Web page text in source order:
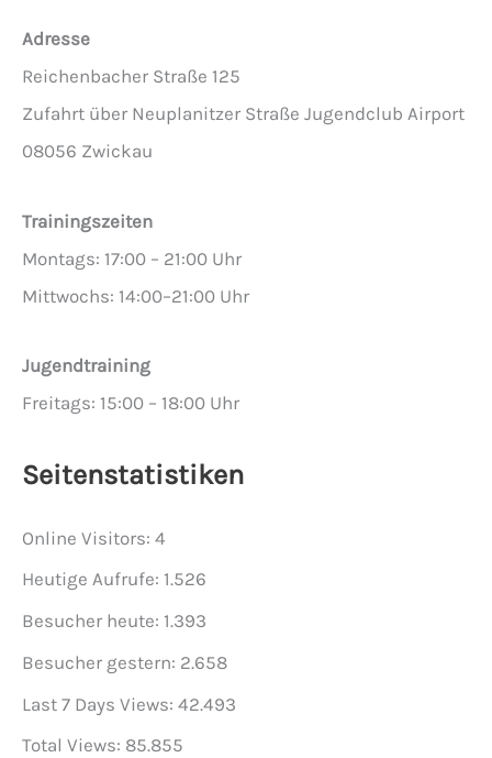
Adresse
Reichenbacher Straße 125
Zufahrt über Neuplanitzer Straße Jugendclub Airport
08056 Zwickau
Trainingszeiten
Montags: 17:00 – 21:00 Uhr
Mittwochs: 14:00–21:00 Uhr
Jugendtraining
Freitags: 15:00 – 18:00 Uhr
Seitenstatistiken
Online Visitors: 4
Heutige Aufrufe: 1.526
Besucher heute: 1.393
Besucher gestern: 2.658
Last 7 Days Views: 42.493
Total Views: 85.855